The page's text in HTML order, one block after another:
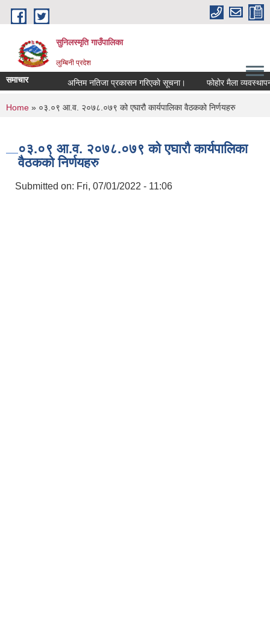
Skip to main content
सुनिलस्मृति गाउँपालिका
लुम्बिनी प्रदेश
समाचार अन्तिम नतिजा प्रकासन गरिएकाे सूचना। फोहोर मैला व्यवस्थापन
You are here
Home » ०३.०९ आ.व. २०७८.०७९ को एघारौ कार्यपालिका वैठकको निर्णयहरु
०३.०९ आ.व. २०७८.०७९ को एघारौ कार्यपालिका
वैठकको निर्णयहरु
Submitted on: Fri, 07/01/2022 - 11:06